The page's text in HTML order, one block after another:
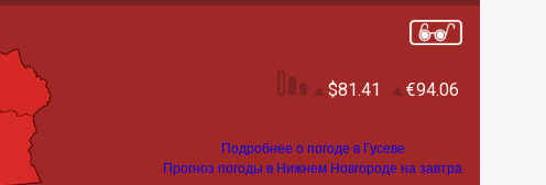
81.41 94.06
Подробнее о погоде в Гусеве
Прогноз погоды в Нижнем Новгороде на завтра